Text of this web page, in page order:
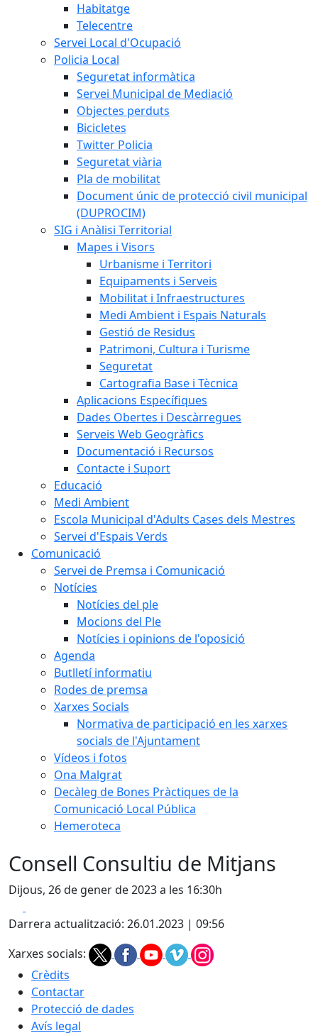
Habitatge
Telecentre
Servei Local d'Ocupació
Policia Local
Seguretat informàtica
Servei Municipal de Mediació
Objectes perduts
Bicicletes
Twitter Policia
Seguretat viària
Pla de mobilitat
Document únic de protecció civil municipal
(DUPROCIM)
SIG i Anàlisi Territorial
Mapes i Visors
Urbanisme i Territori
Equipaments i Serveis
Mobilitat i Infraestructures
Medi Ambient i Espais Naturals
Gestió de Residus
Patrimoni, Cultura i Turisme
Seguretat
Cartografia Base i Tècnica
Aplicacions Específiques
Dades Obertes i Descàrregues
Serveis Web Geogràfics
Documentació i Recursos
Contacte i Suport
Educació
Medi Ambient
Escola Municipal d'Adults Cases dels Mestres
Servei d'Espais Verds
Comunicació
Servei de Premsa i Comunicació
Notícies
Notícies del ple
Mocions del Ple
Notícies i opinions de l'oposició
Agenda
Butlletí informatiu
Rodes de premsa
Xarxes Socials
Normativa de participació en les xarxes
socials de l'Ajuntament
Vídeos i fotos
Ona Malgrat
Decàleg de Bones Pràctiques de la
Comunicació Local Pública
Hemeroteca
Consell Consultiu de Mitjans
Dijous, 26 de gener de 2023 a les 16:30h
Darrera actualització: 26.01.2023 | 09:56
Xarxes socials:
Crèdits
Contactar
Protecció de dades
Avís legal